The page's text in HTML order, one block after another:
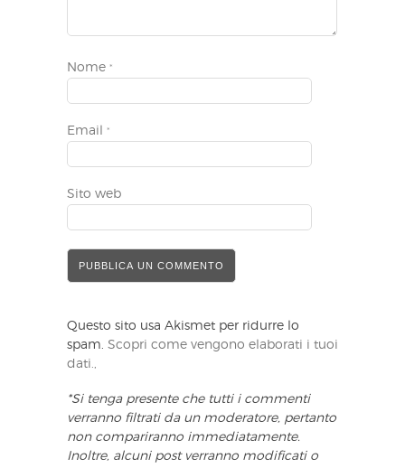
Nome *
Email *
Sito web
Questo sito usa Akismet per ridurre lo
spam. Scopri come vengono elaborati i tuoi
dati.,
*Si tenga presente che tutti i commenti
verranno filtrati da un moderatore, pertanto
non compariranno immediatamente.
Inoltre, alcuni post verranno modificati o